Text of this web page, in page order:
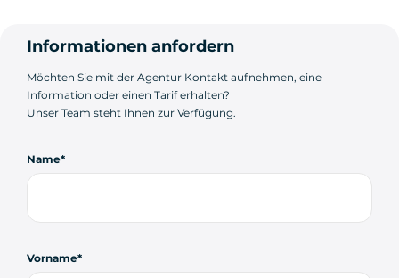
Informationen anfordern
Möchten Sie mit der Agentur Kontakt aufnehmen, eine
Information oder einen Tarif erhalten?
Unser Team steht Ihnen zur Verfügung.
Name
Vorname